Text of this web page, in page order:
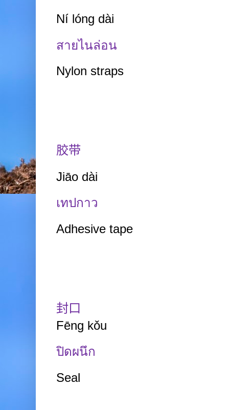
Ní lóng dài
สายไนล่อน
Nylon straps
胶带
Jiāo dài
เทปกาว
Adhesive tape
封口
Fēng kǒu
ปิดผนึก
Seal